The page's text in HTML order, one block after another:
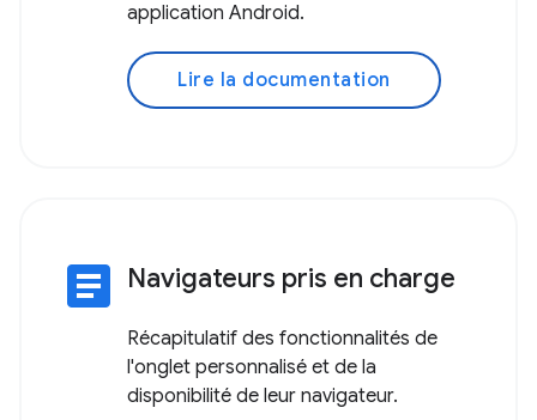
application Android.
Lire la documentation
article Navigateurs pris en charge
Récapitulatif des fonctionnalités de
l'onglet personnalisé et de la
disponibilité de leur navigateur.